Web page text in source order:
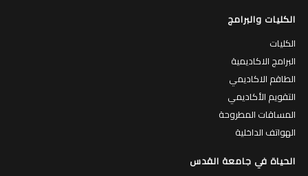
الكليات والبرامج
الكليات
البرامج الاكاديمية
الطاقم الاكاديمي
التقويم الأكاديمي
المساقات المطروحة
الهواتف الداخلية
الحياة في جامعة القدس